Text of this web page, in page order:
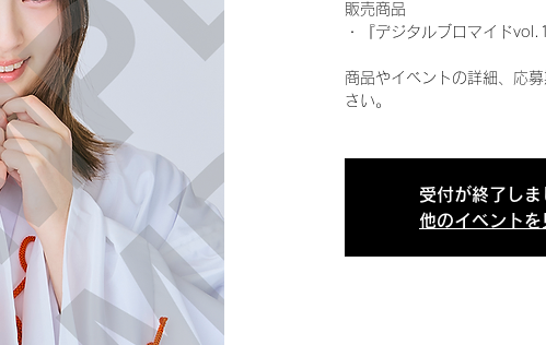
販売商品
・『デジタルブロマイド
商品やイベントの詳細、応
さい。
受付が終了しま
他のイベントを